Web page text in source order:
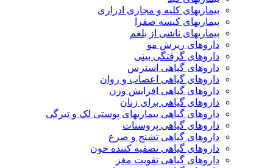
بیماریهای کلیه و مجاری ادراری
بیماریهای کیسه صفرا
بیماریهای ناشی از بلغم
داروهای ریزش مو
داروهای گرفتگی بینی
داروهای گیاهی استرس
داروهای گیاهی اعصاب و روان
داروهای گیاهی افزایش وزن
داروهای گیاهی برای زنان
داروهای گیاهی بیماریهای پوستی لک و تیرگی
داروهای گیاهی پروستات
داروهای گیاهی تشنج و صرع
داروهای گیاهی تصفیه کننده خون
داروهای گیاهی تقویت مغز